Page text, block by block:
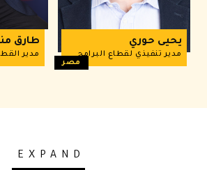
يحيى حوري
مدير تنفيذي لقطاع البرامج
مصر
طارق
مدير
EXPAND